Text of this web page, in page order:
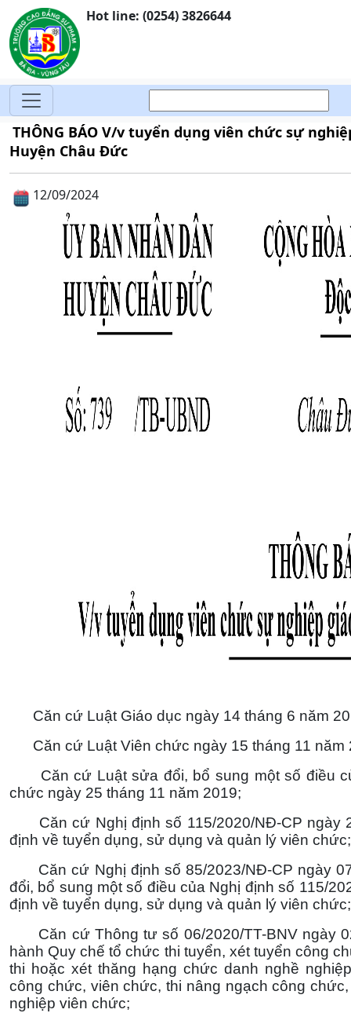
Hot line: (0254) 3826644
THÔNG BÁO V/v tuyển dụng viên chức sự
Huyện Châu Đức
12/09/2024
Căn cứ Luật Giáo dục ngày 14 tháng 6 năm
Căn cứ Luật Viên chức ngày 15 tháng 11 năm
Căn cứ Luật sửa đổi, bổ sung một số điều
chức ngày 25 tháng 11 năm 2019;
Căn cứ Nghị định số 115/2020/NĐ-CP ngày
định về tuyển dụng, sử dụng và quản lý viên chức;
Căn cứ Nghị định số 85/2023/NĐ-CP ngày
đổi, bổ sung một số điều của Nghị định số 115/
định về tuyển dụng, sử dụng và quản lý viên chức;
Căn cứ Thông tư số 06/2020/TT-BNV ngày
hành Quy chế tổ chức thi tuyển, xét tuyển công
thi hoặc xét thăng hạng chức danh nghề
công chức, viên chức, thi nâng ngạch công
nghiệp viên chức;